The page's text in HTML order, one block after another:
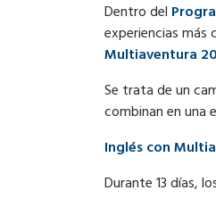
Dentro del
experiencias más
Multiaventura
Se trata de un
combinan en una
Inglés con
Durante 13 días,